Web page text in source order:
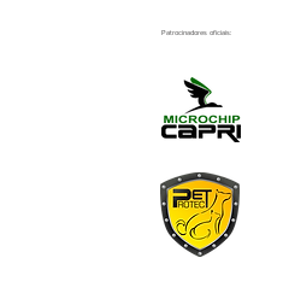
Patrocinadores oficiais: